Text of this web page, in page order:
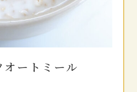
オートミール